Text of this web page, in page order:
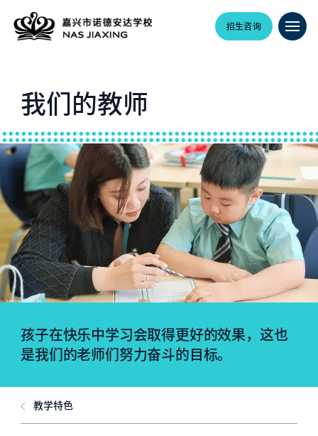
招生咨询
我们的教师
孩子在快乐中学习会取得更好的效果，这也
是我们的老师们努力奋斗的目标。
教学特色